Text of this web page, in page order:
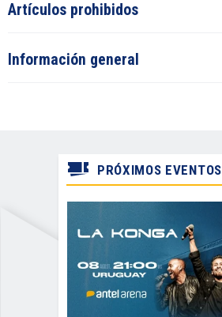
Artículos prohibidos
Información general
PRÓXIMOS EVENTOS